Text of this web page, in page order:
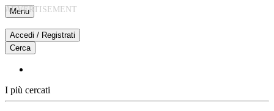
Vai
al
contenuto
Menu
Accedi / Registrati
Cerca
I più cercati